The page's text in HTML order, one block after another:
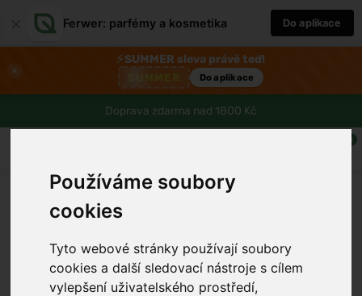
Používáme soubory
cookies
Tyto webové stránky používají soubory
cookies a další sledovací nástroje s cílem
vylepšení uživatelského prostředí,
Ferwer: parfémy a kosmetika Do aplikace
×
⚡SUMMER sleva právě teď!
Do aplikace
Doprava zdarma nad 1800 Kč
0